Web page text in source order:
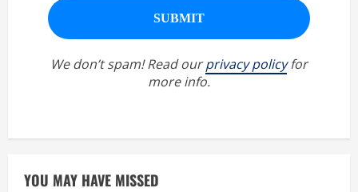
We don’t spam! Read ourprivacy policyfor
more info.
YOU MAY HAVE MISSED